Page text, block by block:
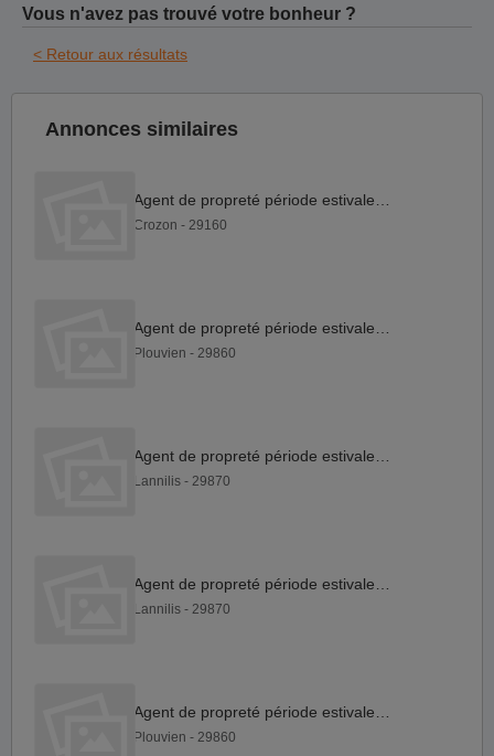
Vous n'avez pas trouvé votre bonheur ?
< Retour aux résultats
Annonces similaires
Crozon - 29160
Plouvien - 29860
Lannilis - 29870
Lannilis - 29870
Plouvien - 29860